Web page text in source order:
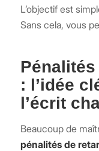
L’objectif est
Sans cela, vous
Pénalités
: l’idée
l’écrit
Beaucoup de
pénalités de